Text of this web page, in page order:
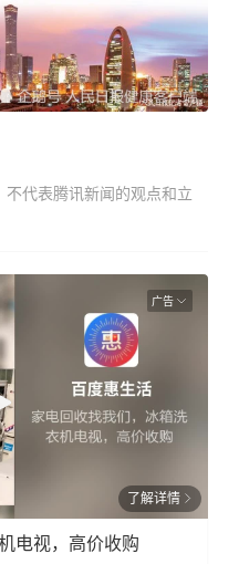
代表腾讯新闻的观点和立
广告
了解详情
电视，高价收购